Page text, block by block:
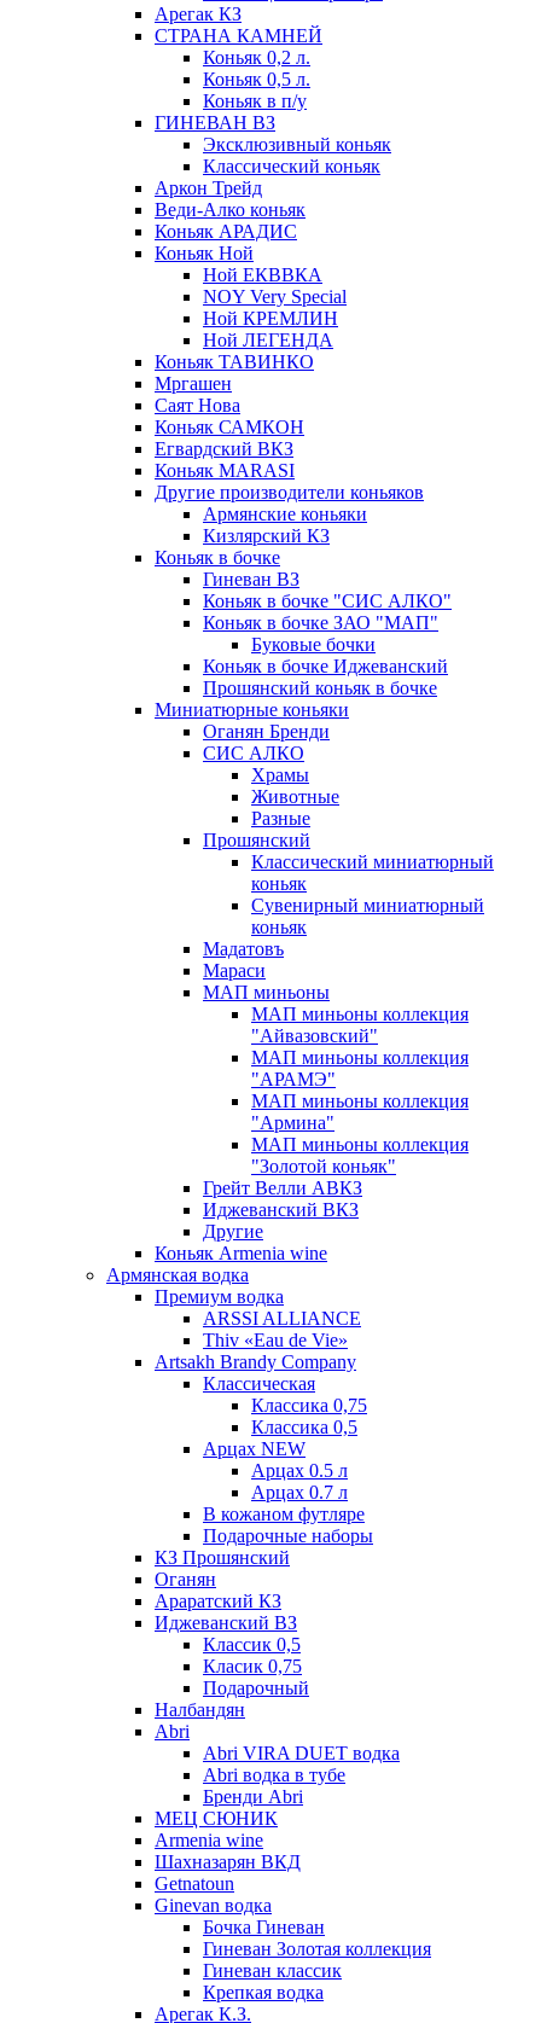
Арегак КЗ
СТРАНА КАМНЕЙ
Коньяк 0,2 л.
Коньяк 0,5 л.
Коньяк в п/у
ГИНЕВАН ВЗ
Эксклюзивный коньяк
Классический коньяк
Аркон Трейд
Веди-Алко коньяк
Коньяк АРАДИС
Коньяк Ной
Ной ЕКВВКА
NOY Very Special
Ной КРЕМЛИН
Ной ЛЕГЕНДА
Коньяк ТАВИНКО
Мргашен
Саят Нова
Коньяк САМКОН
Егвардский ВКЗ
Коньяк MARASI
Другие производители коньяков
Армянские коньяки
Кизлярский КЗ
Коньяк в бочке
Гиневан ВЗ
Коньяк в бочке "СИС АЛКО"
Коньяк в бочке ЗАО "МАП"
Буковые бочки
Коньяк в бочке Иджеванский
Прошянский коньяк в бочке
Миниатюрные коньяки
Оганян Бренди
СИС АЛКО
Храмы
Животные
Разные
Прошянский
Классический миниатюрный
коньяк
Сувенирный миниатюрный
коньяк
Мадатовъ
Мараси
МАП миньоны
МАП миньоны коллекция
"Айвазовский"
МАП миньоны коллекция
"АРАМЭ"
МАП миньоны коллекция
"Армина"
МАП миньоны коллекция
"Золотой коньяк"
Грейт Велли АВКЗ
Иджеванский ВКЗ
Другие
Коньяк Armenia wine
Армянская водка
Премиум водка
ARSSI ALLIANCE
Thiv «Eau de Vie»
Artsakh Brandy Company
Классическая
Классика 0,75
Классика 0,5
Арцах NEW
Арцах 0.5 л
Арцах 0.7 л
В кожаном футляре
Подарочные наборы
КЗ Прошянский
Оганян
Араратский КЗ
Иджеванский ВЗ
Классик 0,5
Класик 0,75
Подарочный
Налбандян
Abri
Abri VIRA DUET водка
Abri водка в тубе
Бренди Abri
МЕЦ СЮНИК
Armenia wine
Шахназарян ВКД
Getnatoun
Ginevan водка
Бочка Гиневан
Гиневан Золотая коллекция
Гиневан классик
Крепкая водка
Арегак К.З.